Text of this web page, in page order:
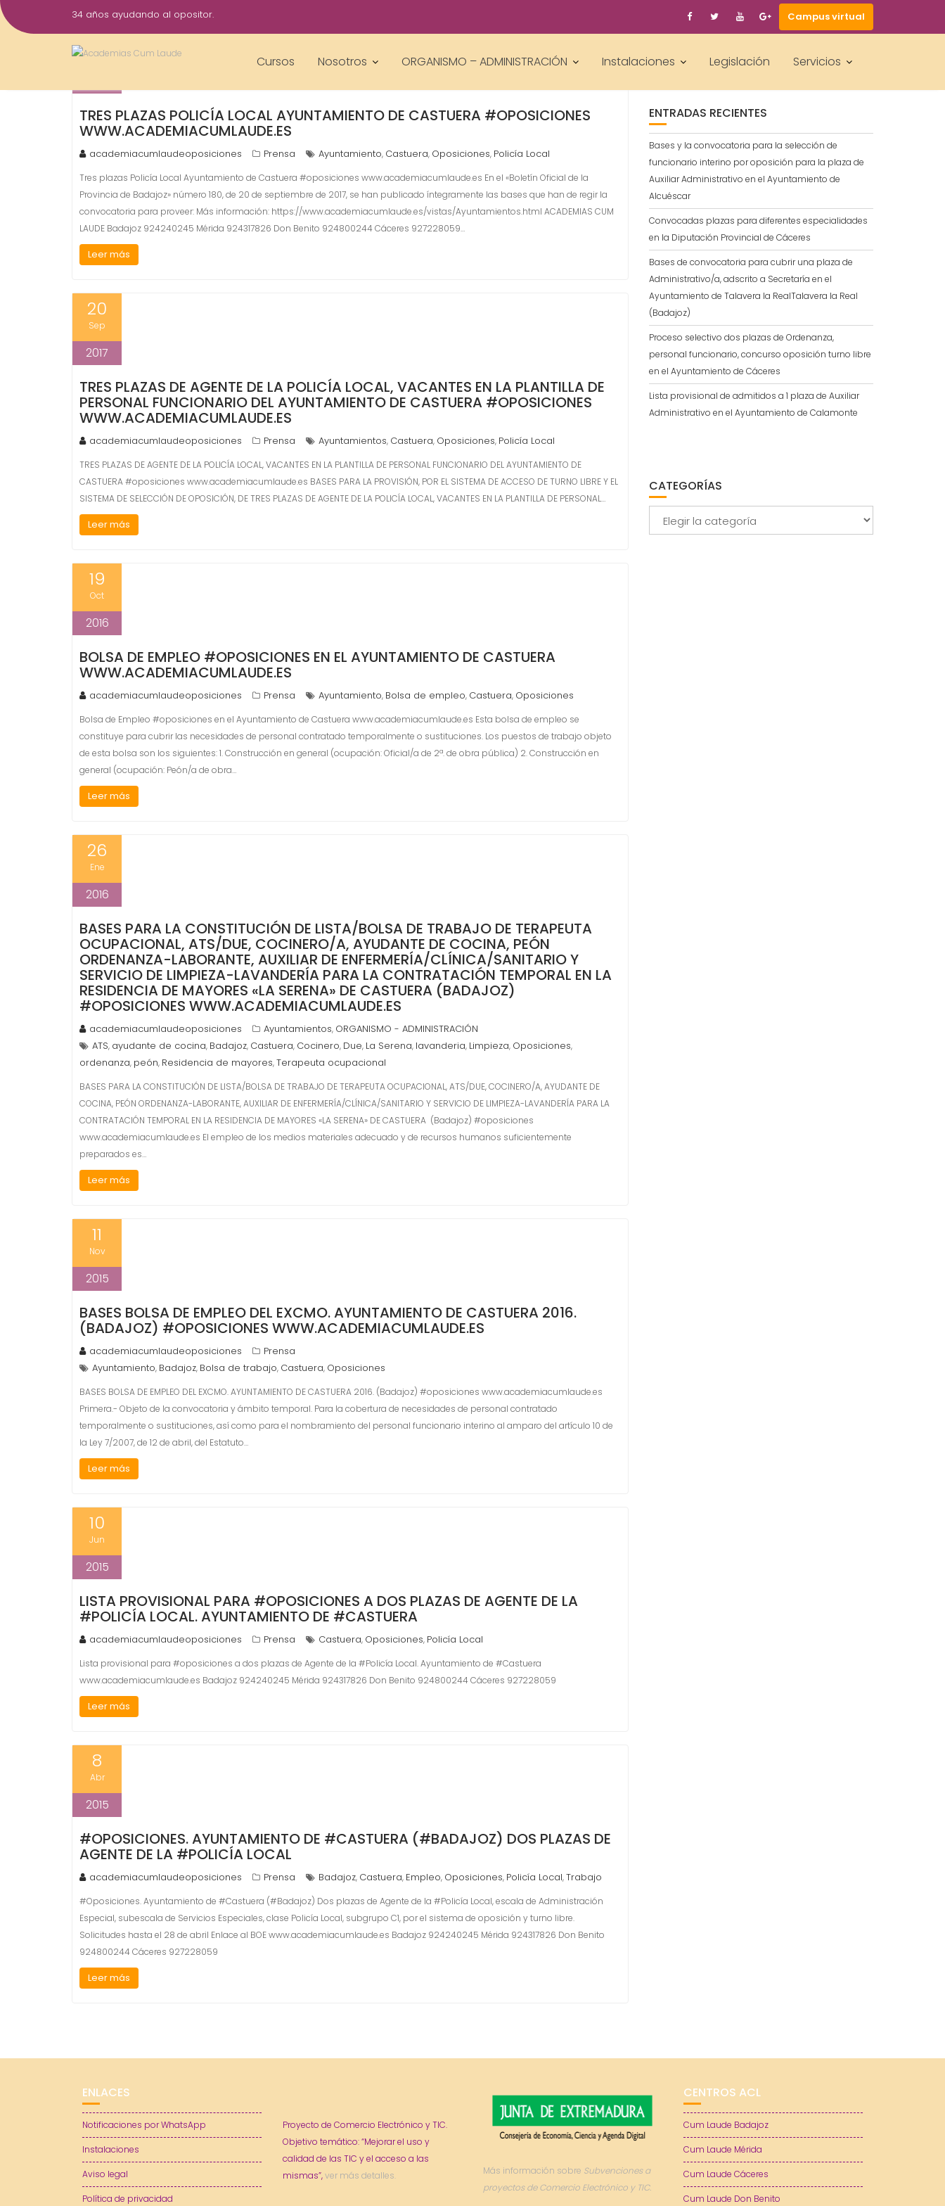
Saltar
al
34 años ayudando al opositor. Campus virtual
Cursos Nosotros ORGANISMO – ADMINISTRACIÓN Instalaciones Legislación Servicios
23
Oct
TRES PLAZAS POLICÍA LOCAL AYUNTAMIENTO DE CASTUERA #OPOSICIONES
WWW.ACADEMIACUMLAUDE.ES
academiacumlaudeoposiciones Prensa Ayuntamiento, Castuera, Oposiciones, Policía Local
Tres plazas Policía Local Ayuntamiento de Castuera #oposiciones www.academiacumlaude.es En el «Boletín Oficial de la
Provincia de Badajoz» número 180, de 20 de septiembre de 2017, se han publicado íntegramente las bases que han de regir la
convocatoria para proveer: Más información: https://www.academiacumlaude.es/vistas/Ayuntamientos.html ACADEMIAS CUM
LAUDE Badajoz 924240245 Mérida 924317826 Don Benito 924800244 Cáceres 927228059…
Leer más
20
Sep
2017
TRES PLAZAS DE AGENTE DE LA POLICÍA LOCAL, VACANTES EN LA PLANTILLA DE
PERSONAL FUNCIONARIO DEL AYUNTAMIENTO DE CASTUERA #OPOSICIONES
WWW.ACADEMIACUMLAUDE.ES
academiacumlaudeoposiciones Prensa Ayuntamientos, Castuera, Oposiciones, Policía Local
TRES PLAZAS DE AGENTE DE LA POLICÍA LOCAL, VACANTES EN LA PLANTILLA DE PERSONAL FUNCIONARIO DEL AYUNTAMIENTO DE
CASTUERA #oposiciones www.academiacumlaude.es BASES PARA LA PROVISIÓN, POR EL SISTEMA DE ACCESO DE TURNO LIBRE Y EL
SISTEMA DE SELECCIÓN DE OPOSICIÓN, DE TRES PLAZAS DE AGENTE DE LA POLICÍA LOCAL, VACANTES EN LA PLANTILLA DE PERSONAL…
Leer más
19
Oct
2016
BOLSA DE EMPLEO #OPOSICIONES EN EL AYUNTAMIENTO DE CASTUERA
WWW.ACADEMIACUMLAUDE.ES
academiacumlaudeoposiciones Prensa Ayuntamiento, Bolsa de empleo, Castuera, Oposiciones
Bolsa de Empleo #oposiciones en el Ayuntamiento de Castuera www.academiacumlaude.es Esta bolsa de empleo se
constituye para cubrir las necesidades de personal contratado temporalmente o sustituciones. Los puestos de trabajo objeto
de esta bolsa son los siguientes: 1. Construcción en general (ocupación: Oficial/a de 2ª. de obra pública) 2. Construcción en
general (ocupación: Peón/a de obra…
Leer más
26
Ene
2016
BASES PARA LA CONSTITUCIÓN DE LISTA/BOLSA DE TRABAJO DE TERAPEUTA
OCUPACIONAL, ATS/DUE, COCINERO/A, AYUDANTE DE COCINA, PEÓN
ORDENANZA-LABORANTE, AUXILIAR DE ENFERMERÍA/CLÍNICA/SANITARIO Y
SERVICIO DE LIMPIEZA-LAVANDERÍA PARA LA CONTRATACIÓN TEMPORAL EN LA
RESIDENCIA DE MAYORES «LA SERENA» DE CASTUERA (BADAJOZ)
#OPOSICIONES WWW.ACADEMIACUMLAUDE.ES
academiacumlaudeoposiciones Ayuntamientos, ORGANISMO - ADMINISTRACIÓN
ATS, ayudante de cocina, Badajoz, Castuera, Cocinero, Due, La Serena, lavanderia, Limpieza, Oposiciones,
ordenanza, peón, Residencia de mayores,Terapeuta ocupacional
BASES PARA LA CONSTITUCIÓN DE LISTA/BOLSA DE TRABAJO DE TERAPEUTA OCUPACIONAL, ATS/DUE, COCINERO/A, AYUDANTE DE
COCINA, PEÓN ORDENANZA-LABORANTE, AUXILIAR DE ENFERMERÍA/CLÍNICA/SANITARIO Y SERVICIO DE LIMPIEZA-LAVANDERÍA PARA LA
CONTRATACIÓN TEMPORAL EN LA RESIDENCIA DE MAYORES «LA SERENA» DE CASTUERA (Badajoz) #oposiciones
www.academiacumlaude.es El empleo de los medios materiales adecuado y de recursos humanos suficientemente
preparados es…
Leer más
11
Nov
2015
BASES BOLSA DE EMPLEO DEL EXCMO. AYUNTAMIENTO DE CASTUERA 2016.
(BADAJOZ) #OPOSICIONES WWW.ACADEMIACUMLAUDE.ES
academiacumlaudeoposiciones
Prensa
Ayuntamiento, Badajoz, Bolsa de trabajo, Castuera, Oposiciones
BASES BOLSA DE EMPLEO DEL EXCMO. AYUNTAMIENTO DE CASTUERA 2016. (Badajoz) #oposiciones www.academiacumlaude.es
Primera.- Objeto de la convocatoria y ámbito temporal. Para la cobertura de necesidades de personal contratado
temporalmente o sustituciones, así como para el nombramiento del personal funcionario interino al amparo del artículo 10 de
la Ley 7/2007, de 12 de abril, del Estatuto…
Leer más
10
Jun
2015
LISTA PROVISIONAL PARA #OPOSICIONES A DOS PLAZAS DE AGENTE DE LA
#POLICÍA LOCAL. AYUNTAMIENTO DE #CASTUERA
academiacumlaudeoposiciones Prensa Castuera, Oposiciones, Policía Local
Lista provisional para #oposiciones a dos plazas de Agente de la #Policía Local. Ayuntamiento de #Castuera
www.academiacumlaude.es Badajoz 924240245 Mérida 924317826 Don Benito 924800244 Cáceres 927228059
Leer más
8
Abr
2015
#OPOSICIONES. AYUNTAMIENTO DE #CASTUERA (#BADAJOZ) DOS PLAZAS DE
AGENTE DE LA #POLICÍA LOCAL
academiacumlaudeoposiciones Prensa Badajoz, Castuera, Empleo, Oposiciones, Policía Local,Trabajo
#Oposiciones. Ayuntamiento de #Castuera (#Badajoz) Dos plazas de Agente de la #Policía Local, escala de Administración
Especial, subescala de Servicios Especiales, clase Policía Local, subgrupo C1, por el sistema de oposición y turno libre.
Solicitudes hasta el 28 de abril Enlace al BOE www.academiacumlaude.es Badajoz 924240245 Mérida 924317826 Don Benito
924800244 Cáceres 927228059
Leer más
ENTRADAS RECIENTES
Bases y la convocatoria para la selección de
funcionario interino por oposición para la plaza de
Auxiliar Administrativo en el Ayuntamiento de
Alcuéscar
Convocadas plazas para diferentes especialidades
en la Diputación Provincial de Cáceres
Bases de convocatoria para cubrir una plaza de
Administrativo/a, adscrito a Secretaría en el
Ayuntamiento de Talavera la RealTalavera la Real
(Badajoz)
Proceso selectivo dos plazas de Ordenanza,
personal funcionario, concurso oposición turno libre
en el Ayuntamiento de Cáceres
Lista provisional de admitidos a 1 plaza de Auxiliar
Administrativo en el Ayuntamiento de Calamonte
CATEGORÍAS
ENLACES
Notificaciones por WhatsApp
Instalaciones
Aviso legal
Política de privacidad
Proyecto de Comercio Electrónico y TIC.
Objetivo temático: “Mejorar el uso y
calidad de las TIC y el acceso a las
mismas”,ver más detalles. Más información sobre Subvenciones a
proyectos de Comercio Electrónico y TIC.
CENTROS ACL
Cum Laude Badajoz
Cum Laude Mérida
Cum Laude Cáceres
Cum Laude Don Benito